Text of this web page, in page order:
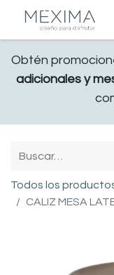
Obtén
adicionales y
Todos los
CALIZ MESA